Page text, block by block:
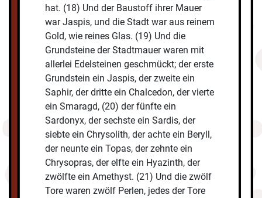
hat. (18) Und der Baustoff ihrer Mauer
war Jaspis, und die Stadt war aus reinem
Gold, wie reines Glas. (19) Und die
Grundsteine der Stadtmauer waren mit
allerlei Edelsteinen geschmückt; der erste
Grundstein ein Jaspis, der zweite ein
Saphir, der dritte ein Chalcedon, der vierte
ein Smaragd, (20) der fünfte ein
Sardonyx, der sechste ein Sardis, der
siebte ein Chrysolith, der achte ein Beryll,
der neunte ein Topas, der zehnte ein
Chrysopras, der elfte ein Hyazinth, der
zwölfte ein Amethyst. (21) Und die zwölf
Tore waren zwölf Perlen, jedes der Tore